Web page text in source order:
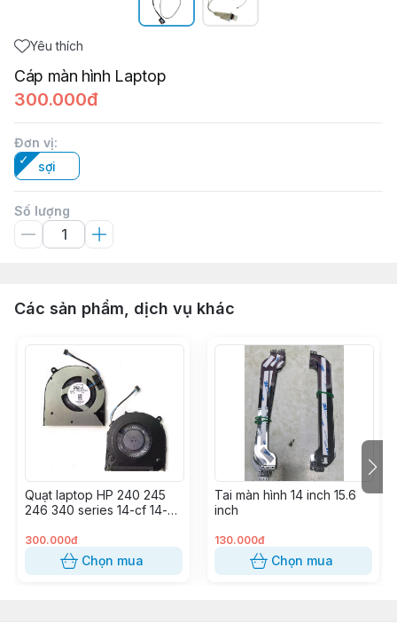
Yêu thích
Cáp màn hình Laptop
300.000đ
Đơn vị:
sợi
Số lượng
Các sản phẩm, dịch vụ khác
Quạt laptop HP 240 245
246 340 series 14-cf 14-ck
300.000đ
Chọn mua
Tai màn hình 14 inch 15.6
inch
130.000đ
Chọn mua